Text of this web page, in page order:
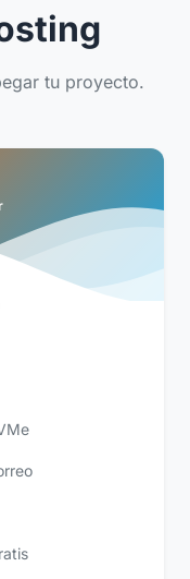
tu proyecto.